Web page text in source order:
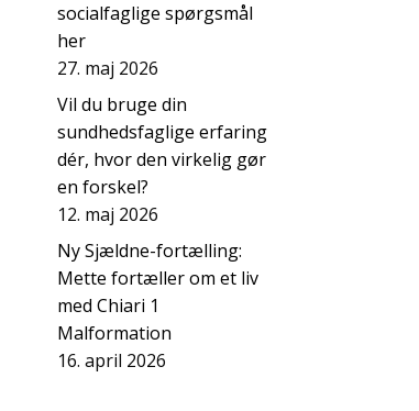
socialfaglige spørgsmål
her
27. maj 2026
Vil du bruge din
sundhedsfaglige erfaring
dér, hvor den virkelig gør
en forskel?
12. maj 2026
Ny Sjældne-fortælling:
Mette fortæller om et liv
med Chiari 1
Malformation
16. april 2026